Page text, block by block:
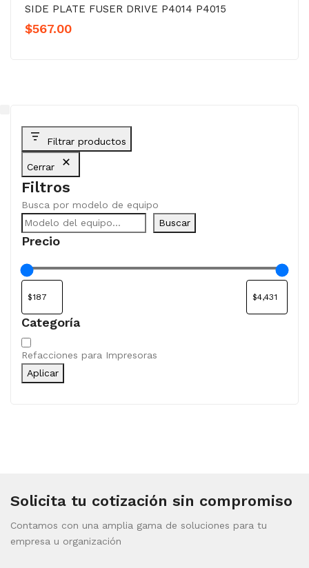
SIDE PLATE FUSER DRIVE P4014 P4015
$567.00
Filtrar productos
Cerrar
Filtros
Busca por modelo de equipo
Buscar
Precio
Categoría
Categoría
Refacciones para Impresoras
Aplicar
Solicita tu cotización sin compromiso
Contamos con una amplia gama de soluciones para tu
empresa u organización